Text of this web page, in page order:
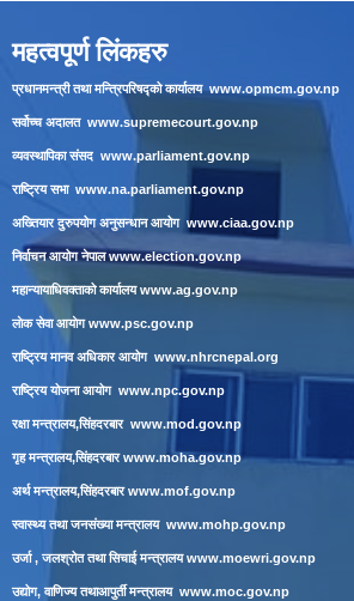
महत्वपूर्ण लिंकहरु
प्रधानमन्त्री तथा मन्त्रिपरिषद्को कार्यालयwww.opmcm.gov.np
सर्वोच्च अदालत www.supremecourt.gov.np
व्यवस्थापिका संसद www.parliament.gov.np
राष्ट्रिय सभा www.na.parliament.gov.np
अख्तियार दुरुपयोग अनुसन्धान आयोग www.ciaa.gov.np
निर्वाचन आयोग नेपालwww.election.gov.np
महान्यायाधिवक्ताको कार्यालयwww.ag.gov.np
लाेक सेवा आयाेगwww.psc.gov.np
राष्ट्रिय मानव अधिकार आयोग www.nhrcnepal.org
राष्ट्रिय योजना आयोग www.npc.gov.np
रक्षा मन्त्रालय,सिंहदरबार www.mod.gov.np
गृह मन्त्रालय,सिंहदरबारwww.moha.gov.np
अर्थ मन्त्रालय,सिंहदरबारwww.mof.gov.np
स्वास्थ्य तथा जनसंख्या मन्त्रालय www.mohp.gov.np
उर्जा , जलश्रोत तथा सिचाई मन्त्रालयwww.moewri.gov.np
उद्योग, वाणिज्य तथाआपुर्ती मन्त्रालय www.moc.gov.np